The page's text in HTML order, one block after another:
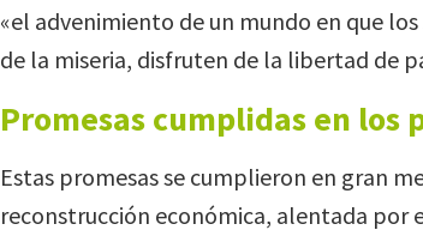
«el advenimiento de un mundo en que
de la miseria, disfruten de la libertad de
Promesas cumplidas en los
Estas promesas se cumplieron en gran
reconstrucción económica, alentada por